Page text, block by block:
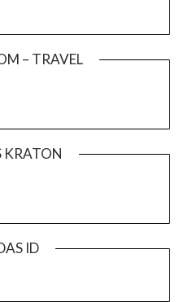
– TRAVEL
KRATON
ID